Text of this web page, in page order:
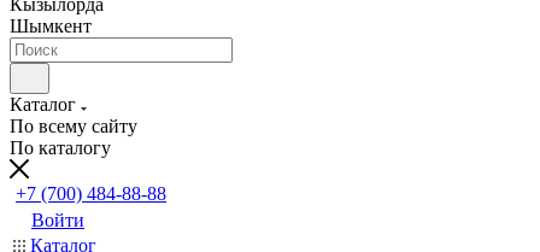
Кызылорда
Шымкент
Каталог
По всему сайту
По каталогу
+7 (700) 484-88-88
Войти
Каталог